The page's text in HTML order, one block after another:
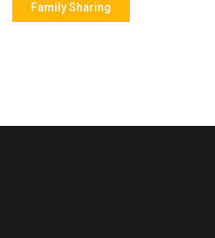
Family Sharing